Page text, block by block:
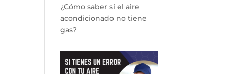
¿Cómo saber si el aire
acondicionado no tiene
gas?